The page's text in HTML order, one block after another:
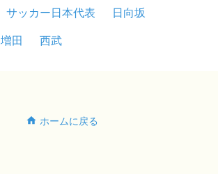
サッカー日本代表
日向坂
増田 西武
ホームに戻る